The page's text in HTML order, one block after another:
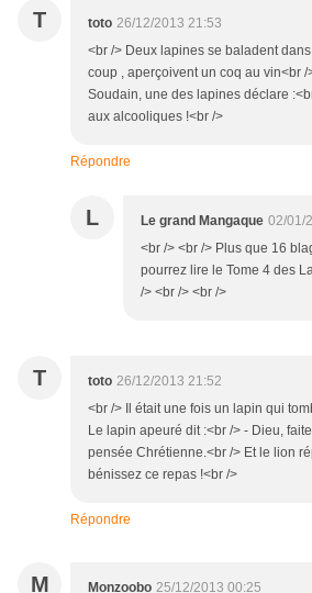
T toto 26/12/2013 21:53
<br /> Deux lapines se baladent
coup , aperçoivent un coq au vin<br
Soudain, une des lapines déclare
aux alcooliques !<br />
Répondre
L Le grand Mangaque 02/01/
<br /> <br /> Plus que 16
pourrez lire le Tome 4 des
/> <br /> <br />
T toto 26/12/2013 21:52
<br /> Il était une fois un lapin qui
Le lapin apeuré dit :<br /> - Dieu,
pensée Chrétienne.<br /> Et le lion
bénissez ce repas !<br />
Répondre
M Monzoobo 25/12/2013 00:25